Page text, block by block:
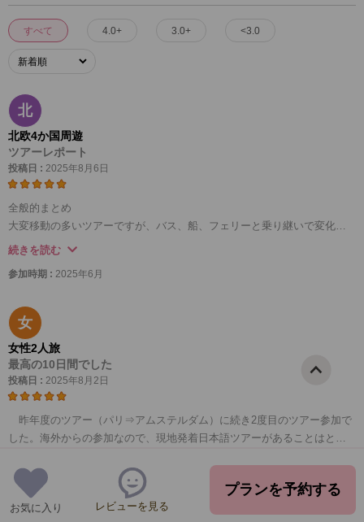
すべて 4.0+ 3.0+ <3.0
北
北欧4か国周遊
ツアーレポート
投稿日 : 2025年8月6日
全般的まとめ
大変移動の多いツアーですが、バス、船、フェリーと乗り継いで変化も
多いので楽しかったです。
短期間に4か国を効率よく廻れるツアーでした。
日本人参加者の皆さんと仲良くなり、色々助け合いながら楽しい旅が出
来ました。
参加して良かったです。
ホテル：アメニティは一切ありません。冷蔵庫、湯沸かしポットも無
し、ティッシュペーパーも無い と思った方が良いです。
食事：ホテルに遅く到着することが多く、食事難民になる可能性あり。
昼食はスーパー等で購入するケースも多い。
一人旅）でした。
日本語ガイドはスペイン人のパトちゃん。
オスロから一人旅お嬢様が加わり、ストックホルム
続きを読む
参加時期 : 2025年6月
女
女性2人旅
最高の10日間でした
投稿日 : 2025年8月2日
昨年度のツアー（パリ⇒アムステルダム）に続き2度目のツアー参加で
した。海外からの参加なので、現地発着日本語ツアーがあることはとて
とができ、とても充実した時間を過ごすことができました。ガイドさん
やバス運転手さんもとても親切でフレンドリーでした。観光地では自由
時間に、自分が行きたい施設を回ることができました。また、食事に関
参加時期 :
お気に入り レビューを見る
プランを予約する